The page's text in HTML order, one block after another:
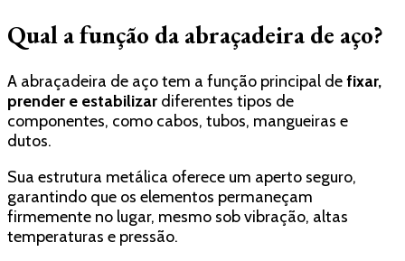
Qual a função da abraçadeira de aço?
A abraçadeira de aço tem a função principal defixar,
prender e estabilizar diferentes tipos de
componentes, como cabos, tubos, mangueiras e
dutos.
Sua estrutura metálica oferece um aperto seguro,
garantindo que os elementos permaneçam
firmemente no lugar, mesmo sob vibração, altas
temperaturas e pressão.